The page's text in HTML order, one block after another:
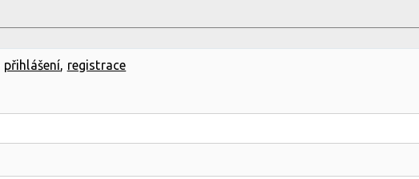
přihlášení, registrace